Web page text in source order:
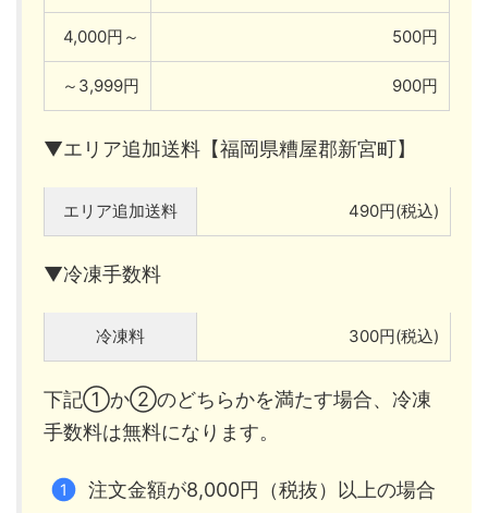
4,000円～ 500円
～3,999円 900円
▼エリア追加送料【福岡県糟屋郡新宮町】
エリア追加送料 490円(税込)
▼冷凍手数料
冷凍料 300円(税込)
下記①か②のどちらかを満たす場合、冷凍
手数料は無料になります。
注文金額が8,000円（税抜）以上の場合